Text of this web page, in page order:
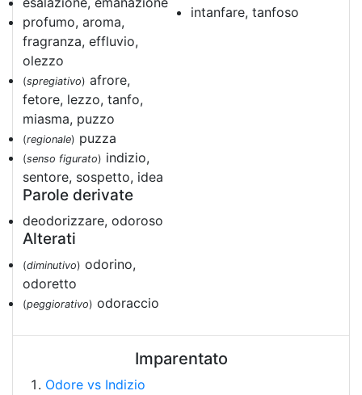
profumo, aroma,
fragranza, effluvio,
olezzo
(spregiativo) afrore,
fetore, lezzo, tanfo,
miasma, puzzo
(regionale) puzza
(senso figurato) indizio,
sentore, sospetto, idea
Parole derivate
deodorizzare, odoroso
Alterati
(diminutivo) odorino,
odoretto
(peggiorativo) odoraccio
intanfare, tanfoso
Imparentato
Odore vs Indizio